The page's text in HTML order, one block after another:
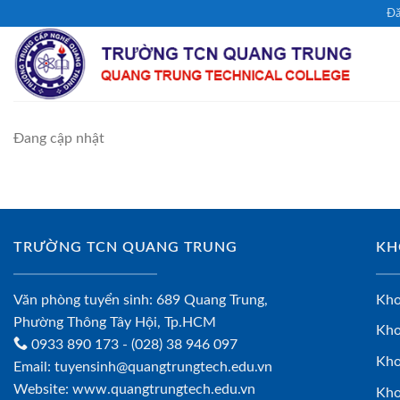
nội
dung
Đang cập nhật
TRƯỜNG TCN QUANG TRUNG
Văn phòng tuyển sinh: 689 Quang Trung,
Phường Thông Tây Hội, Tp.HCM
0933 890 173 - (028) 38 946 097
Email: tuyensinh@quangtrungtech.edu.vn
Website: www.quangtrungtech.edu.vn